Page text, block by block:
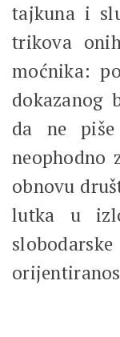
tajkuna i
trikova
moćnika:
dokazanog
da ne
neophodno
obnovu
lutka u